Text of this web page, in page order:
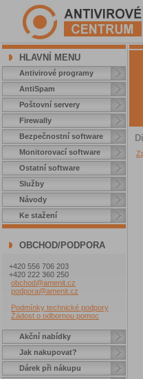
HLAVNÍ MENU
Antivirové programy
AntiSpam
Poštovní servery
Firewally
Bezpečnostní software
Monitorovací software
Ostatní software
Služby
Návody
Ke stažení
OBCHOD/PODPORA
+420 556 706 203
+420 222 360 250
obchod@amenit.cz
podpora@amenit.cz
Podmínky technické podpory
Žádost o odbornou pomoc
Akční nabídky
Jak nakupovat?
Dárek při nákupu